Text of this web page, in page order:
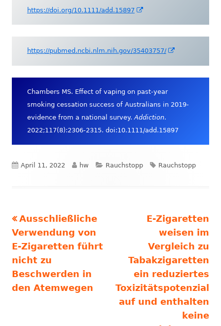
https://doi.org/10.1111/add.15897
Fenster
öffnen
https://pubmed.ncbi.nlm.nih.gov/35403757/
Fenster
Chambers MS. Effect of vaping on past-year
smoking cessation success of Australians in 2019-
evidence from a national survey. Addiction.
2022;117(8):2306-2315. doi:10.1111/add.15897
Veröffentlicht
April 11, 2022 Autor
hw Kategorien
Rauchstopp Schlagwörter
Rauchstopp
Beitrags-
Navigation
Vorheriger
Beitrag:
Ausschließliche
Verwendung von
E-Zigaretten führt
nicht zu
Beschwerden in
den Atemwegen
Nächster
Beitrag
E-Zigaretten
weisen im
Vergleich zu
Tabakzigaretten
ein reduziertes
Toxizitätspotenzial
auf und enthalten
keine